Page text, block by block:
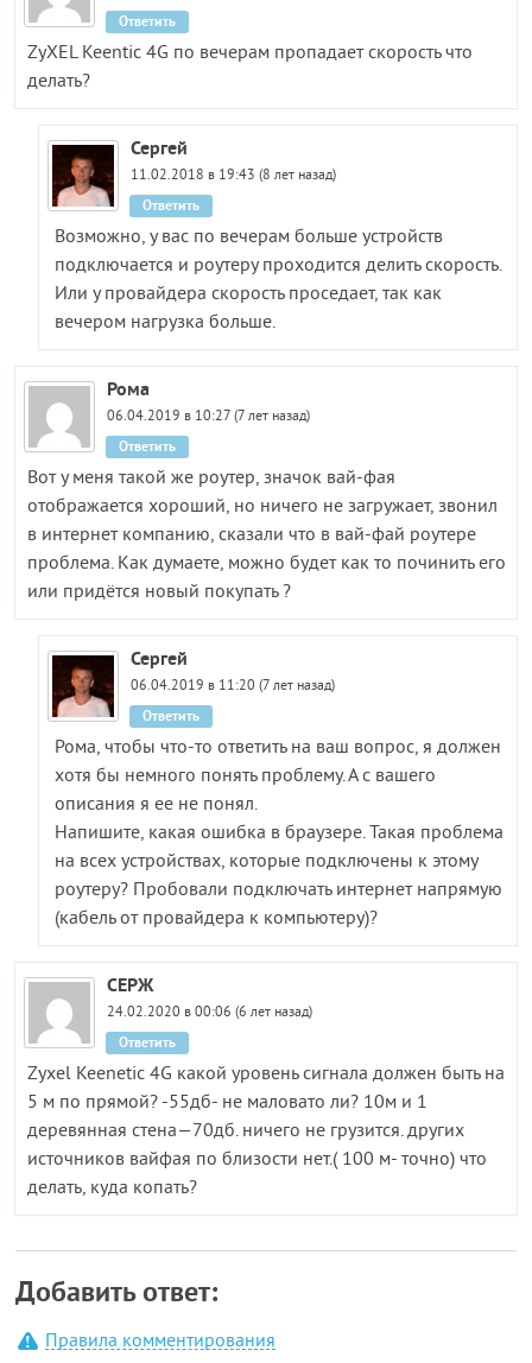
ZyXEL Keentic 4G по вечерам пропадает скорость что
делать?
Ответить
Сергей
11.02.2018 в 19:43 (8 лет назад)
Возможно, у вас по вечерам больше устройств
подключается и роутеру проходится делить скорость.
Или у провайдера скорость проседает, так как
вечером нагрузка больше.
Ответить
Рома
06.04.2019 в 10:27 (7 лет назад)
Вот у меня такой же роутер, значок вай-фая
отображается хороший, но ничего не загружает, звонил
в интернет компанию, сказали что в вай-фай роутере
проблема. Как думаете, можно будет как то починить его
или придётся новый покупать ?
Ответить
Сергей
06.04.2019 в 11:20 (7 лет назад)
Рома, чтобы что-то ответить на ваш вопрос, я должен
хотя бы немного понять проблему. А с вашего
описания я ее не понял.
Напишите, какая ошибка в браузере. Такая проблема
на всех устройствах, которые подключены к этому
роутеру? Пробовали подключать интернет напрямую
(кабель от провайдера к компьютеру)?
Ответить
СЕРЖ
24.02.2020 в 00:06 (6 лет назад)
Zyxel Keenetic 4G какой уровень сигнала должен быть на
5 м по прямой? -55дб- не маловато ли? 10м и 1
деревянная стена—70дб. ничего не грузится. других
источников вайфая по близости нет.( 100 м- точно) что
делать, куда копать?
Ответить
Добавить ответ:
Правила комментирования